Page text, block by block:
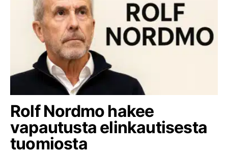
Rolf Nordmo hakee
vapautusta elinkautisesta
tuomiosta